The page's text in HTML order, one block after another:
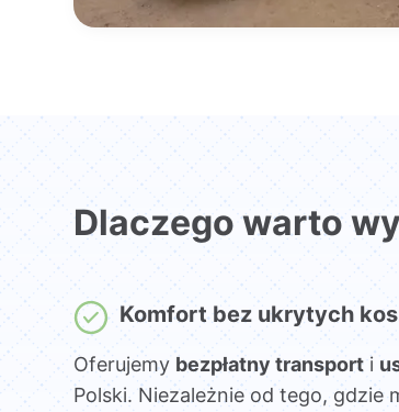
Dlaczego warto
Komfort bez ukrytych
Oferujemy bezpłatny transport i
Polski. Niezależnie od tego, gdzie